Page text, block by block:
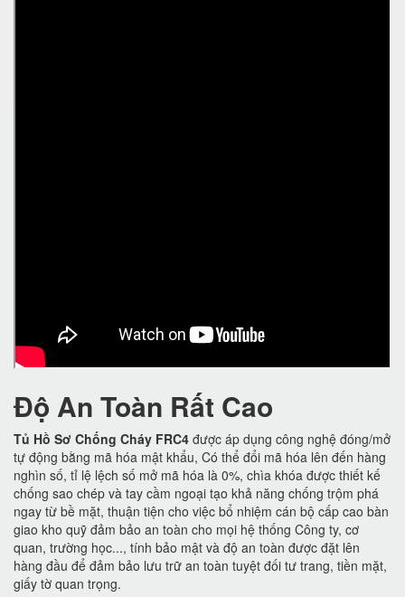
Độ An Toàn Rất Cao
Tủ Hồ Sơ Chống Cháy FRC4 được áp dụng công nghệ đóng/mở
tự động bằng mã hóa mật khẩu, Có thể đổi mã hóa lên đến hàng
nghìn số, tỉ lệ lệch số mở mã hóa là 0%, chìa khóa được thiết kế
chống sao chép và tay cầm ngoại tạo khả năng chống trộm phá
ngay từ bề mặt, thuận tiện cho việc bổ nhiệm cán bộ cấp cao bàn
giao kho quỹ đảm bảo an toàn cho mọi hệ thống Công ty, cơ
quan, trường học..., tính bảo mật và độ an toàn được đặt lên
hàng đầu để đảm bảo lưu trữ an toàn tuyệt đối tư trang, tiền mặt,
giấy tờ quan trọng.